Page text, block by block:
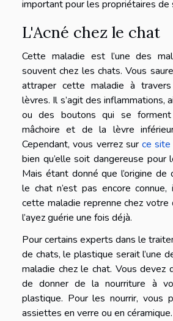
important pour les propriétaires de
L'Acné chez le chat
Cette maladie est l’une des
souvent chez les chats. Vous
attraper cette maladie à
lèvres. Il s’agit des inflammations,
ou des boutons qui se
mâchoire et de la lèvre
Cependant, vous verrez sur ce site
bien qu’elle soit dangereuse pour
Mais étant donné que l’origine de
le chat n’est pas encore
cette maladie reprenne chez votre
l’ayez guérie une fois déjà.
Pour certains experts dans le
de chats, le plastique serait l’une
maladie chez le chat. Vous devez
de donner de la nourriture à
plastique. Pour les nourrir, vous
assiettes en verre ou en céramique.